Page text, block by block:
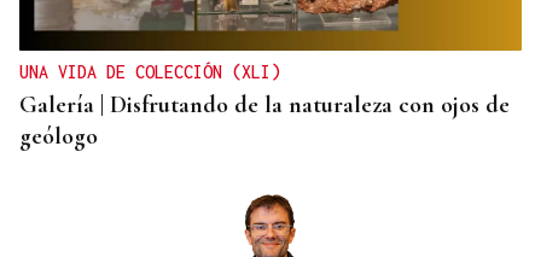
entrada a las termas de Outariz
UNA VIDA DE COLECCIÓN (XLI)
Galería | Disfrutando de la naturaleza con ojos de
geólogo